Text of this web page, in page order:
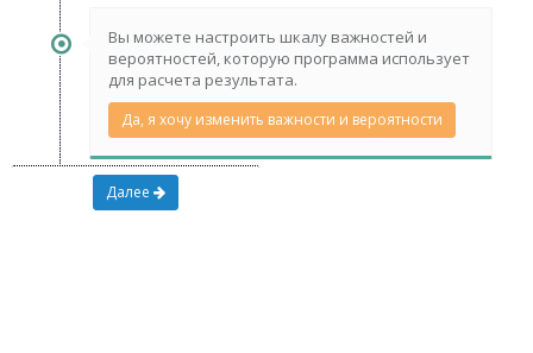
Вы можете настроить шкалу важностей и
вероятностей, которую программа использует
для расчета результата.
Да, я хочу изменить важности и вероятности
Далее